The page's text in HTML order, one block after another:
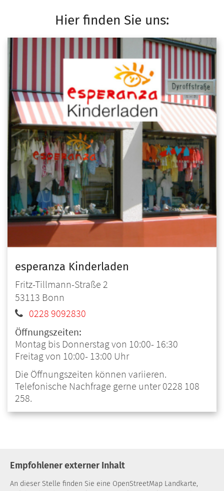
Hier finden Sie uns:
esperanza Kinderladen
Fritz-Tillmann-Straße 2
53113 Bonn
0228 9092830
Öffnungszeiten:
Montag bis Donnerstag von 10:00- 16:30
Freitag von 10:00- 13:00 Uhr
Die Öffnungszeiten können variieren.
Telefonische Nachfrage gerne unter 0228 108
258.
Empfohlener externer Inhalt
An dieser Stelle finden Sie eine OpenStreetMap Landkarte,